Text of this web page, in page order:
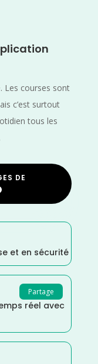
Les courses sont
c’est surtout
tous les
DE
et en sécurité
Partage
réel avec